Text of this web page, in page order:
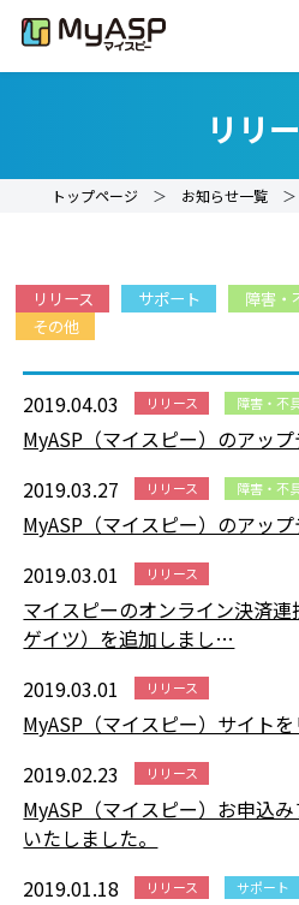
リリ
トップページ ＞ お知らせ一覧 ＞
リリース サポート
障害・
その他
2019.04.03 リリース 障害・不
MyASP（マイスピー）のアップ
2019.03.27
リリース 障害・不
MyASP（マイスピー）のアップ
2019.03.01
リリース
マイスピーのオンライン決済連
ゲイツ）を追加しまし…
2019.03.01
リリース
MyASP（マイスピー）サイトを
2019.02.23
リリース
MyASP（マイスピー）お申込
いたしました。
2019.01.18
リリース サポート